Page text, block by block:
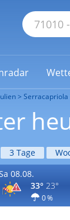
Serracapriola
3 Tage
08.08.
33° 23°
0 %